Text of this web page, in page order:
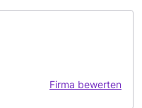
Firma bewerten